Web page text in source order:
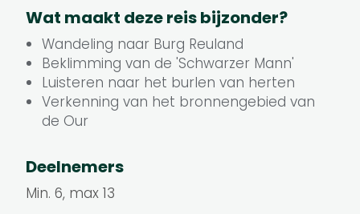
Wat maakt deze reis bijzonder?
Wandeling naar Burg Reuland
Beklimming van de 'Schwarzer Mann'
Luisteren naar het burlen van herten
Verkenning van het bronnengebied van
de Our
Deelnemers
Min. 6, max 13